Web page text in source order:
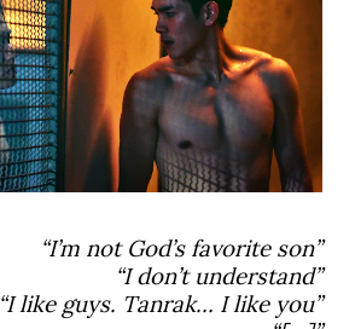
“I’m not God’s favorite son”
“I don’t understand”
“I like guys. Tanrak… I like you”